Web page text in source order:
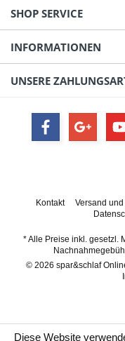
SHOP SERVICE
INFORMATIONEN
UNSERE
Kontakt Versand
* Alle Preise inkl. gesetzl.
© 2026 spar&schlaf
Diese Website